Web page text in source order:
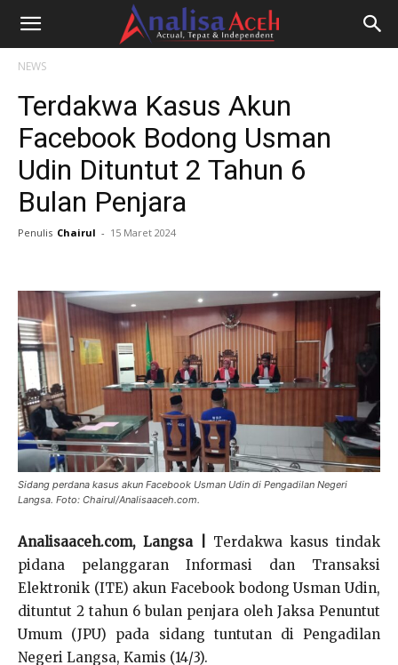
NEWS
Terdakwa Kasus Akun
Facebook Bodong Usman
Udin Dituntut 2 Tahun 6
Bulan Penjara
Penulis Chairul - 15 Maret 2024
Sidang perdana kasus akun Facebook Usman Udin di Pengadilan Negeri
Langsa. Foto: Chairul/Analisaaceh.com.
Analisaaceh.com, Langsa |
Terdakwa kasus tindak
pidana pelanggaran Informasi dan Transaksi
Elektronik (ITE) akun Facebook bodong Usman Udin,
dituntut 2 tahun 6 bulan penjara oleh Jaksa Penuntut
Umum (JPU) pada sidang tuntutan di Pengadilan
Negeri Langsa, Kamis (14/3).